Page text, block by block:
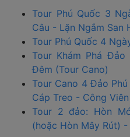
Tour Phú Quốc 3
Câu - Lặn Ngắm San
Tour Phú Quốc 4
Tour Khám Phá
Đêm (Tour Cano)
Tour Cano 4 Đảo
Cáp Treo - Công
Tour 2 đảo: Hòn
(hoặc Hòn Mây Rút) -